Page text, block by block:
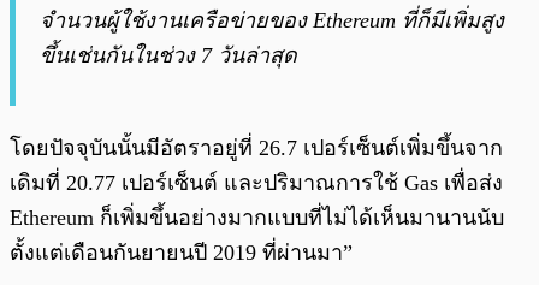
จำนวนผู้ใช้งานเครือข่ายของ Ethereum ที่ก็มีเพิ่มสูง
ขึ้นเช่นกันในช่วง 7 วันล่าสุด
โดยปัจจุบันนั้นมีอัตราอยู่ที่ 26.7 เปอร์เซ็นต์เพิ่มขึ้นจาก
เดิมที่ 20.77 เปอร์เซ็นต์ และปริมาณการใช้ Gas เพื่อส่ง
Ethereum ก็เพิ่มขึ้นอย่างมากแบบที่ไม่ได้เห็นมานานนับ
ตั้งแต่เดือนกันยายนปี 2019 ที่ผ่านมา”